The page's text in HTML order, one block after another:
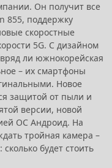
Он получит все
855, поддержку
скоростные
5G. C дизайном
ли южнокорейская
– их смартфоны
Новое
защитой от пыли и
версии, новой
ОС Андроид. На
тройная камера –
будет стоить